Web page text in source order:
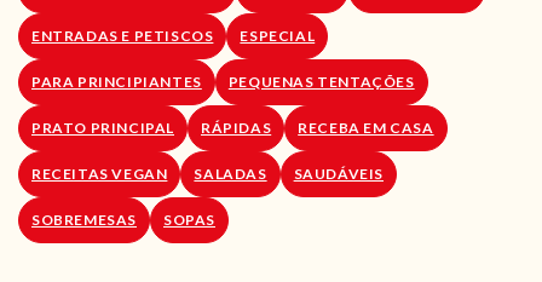
BLOG
ENTRADAS E PETISCOS ESPECIAL
PARA PRINCIPIANTES PEQUENAS TENTAÇÕES
PRATO PRINCIPAL RÁPIDAS RECEBA EM CASA
RECEITAS VEGAN SALADAS SAUDÁVEIS
SOBREMESAS SOPAS